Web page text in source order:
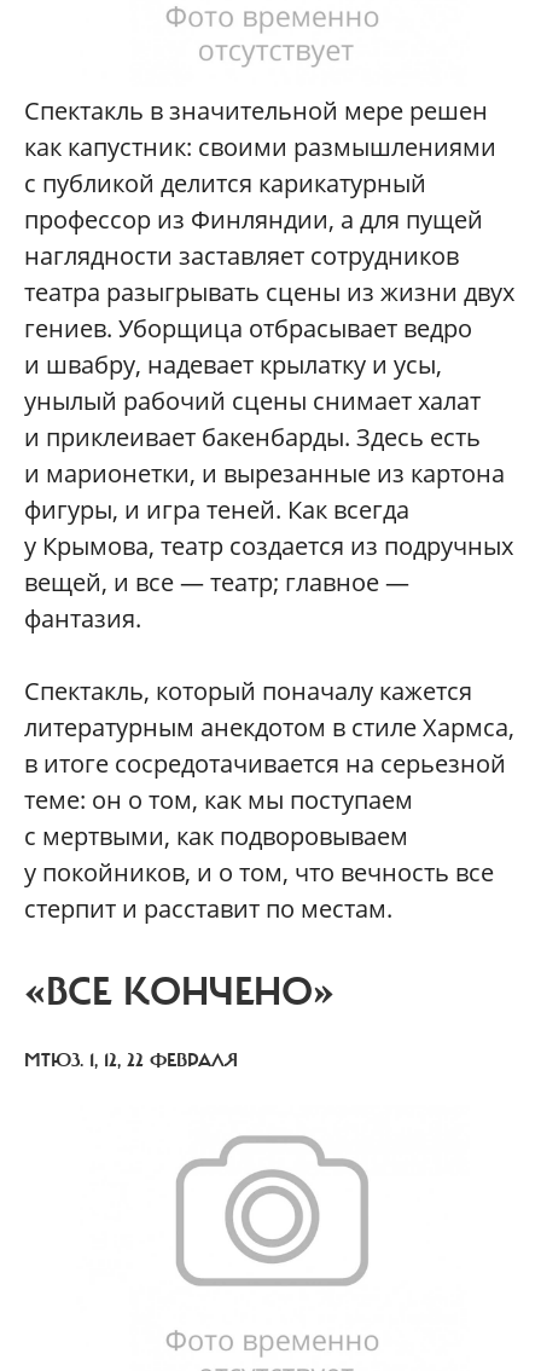
Спектакль в значительной мере решен
как капустник: своими размышлениями
с публикой делится карикатурный
профессор из Финляндии, а для пущей
наглядности заставляет сотрудников
театра разыгрывать сцены из жизни двух
гениев. Уборщица отбрасывает ведро
и швабру, надевает крылатку и усы,
унылый рабочий сцены снимает халат
и приклеивает бакенбарды. Здесь есть
и марионетки, и вырезанные из картона
фигуры, и игра теней. Как всегда
у Крымова, театр создается из подручных
вещей, и все — театр; главное —
фантазия.
Спектакль, который поначалу кажется
литературным анекдотом в стиле Хармса,
в итоге сосредотачивается на серьезной
теме: он о том, как мы поступаем
с мертвыми, как подворовываем
у покойников, и о том, что вечность все
стерпит и расставит по местам.
«ВСЕ КОНЧЕНО»
МТЮЗ. 1, 12, 22 ФЕВРАЛЯ